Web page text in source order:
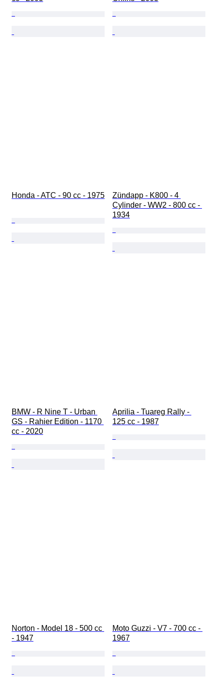
Honda - ATC - 90 cc - 1975
Zündapp - K800 - 4
Cylinder - WW2 - 800 cc -
1934
BMW - R Nine T - Urban
GS - Rahier Edition - 1170
cc - 2020
Aprilia - Tuareg Rally -
125 cc - 1987
Norton - Model 18 - 500 cc
- 1947
Moto Guzzi - V7 - 700 cc -
1967